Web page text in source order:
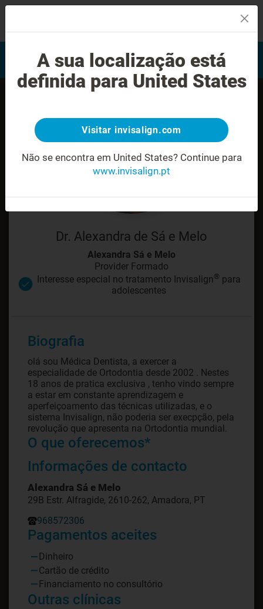
Avaliação do sorriso
Encontrar um Invisalign
provider
Dr. Alexandra de Sá e Melo
Alexandra Sá e Melo
Provider Formado
Interesse especial no tratamento Invisalign® para
adolescentes
Biografia
olá sou Médica Dentista, a exercer a
especialidade de Ortodontia desde 2002 . Nestes
18 anos de pratica exclusiva , tenho vindo sempre
a estar em constante aprendizagem e
aperfeiçoamento das técnicas utilizadas, e o
sistema Invisalign, não poderia ser execpção, pela
revolução que apresenta na Ortodontia mundial.
O que oferecemos*
Informações de contacto
Alexandra Sá e Melo
29B Estr. Alfragide, 2610-262, Amadora, PT
968572306
Pagamentos aceites
Dinheiro
Cartão de crédito
Financiamento no consultório
Outras clínicas
A sua localização está
definida para United States
Visitar invisalign.com
Não se encontra em United States? Continue para
www.invisalign.pt